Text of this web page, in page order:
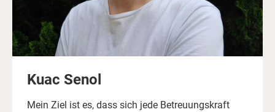
Kuac Senol
Mein Ziel ist es, dass sich jede Betreuungskraft